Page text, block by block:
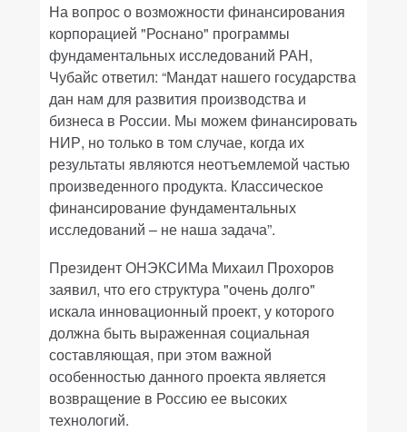
На вопрос о возможности финансирования
корпорацией "Роснано" программы
фундаментальных исследований РАН,
Чубайс ответил: “Мандат нашего государства
дан нам для развития производства и
бизнеса в России. Мы можем финансировать
НИР, но только в том случае, когда их
результаты являются неотъемлемой частью
произведенного продукта. Классическое
финансирование фундаментальных
исследований – не наша задача”.
Президент ОНЭКСИМа Михаил Прохоров
заявил, что его структура "очень долго"
искала инновационный проект, у которого
должна быть выраженная социальная
составляющая, при этом важной
особенностью данного проекта является
возвращение в Россию ее высоких
технологий.